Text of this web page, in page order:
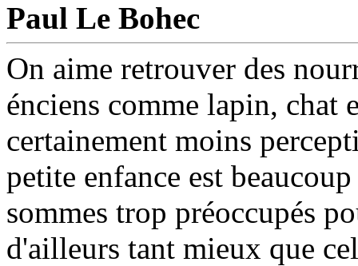
Paul Le Bohec
On aime retrouver des
énciens comme lapin, chat
certainement moins
petite enfance est
sommes trop préoccupés
d'ailleurs tant mieux que